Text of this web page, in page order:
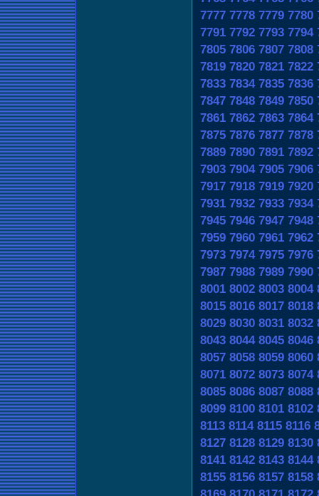
7777 7778 7779 7780
7791 7792 7793 7794
7805 7806 7807 7808
7819 7820 7821 7822
7833 7834 7835 7836
7847 7848 7849 7850
7861 7862 7863 7864
7875 7876 7877 7878
7889 7890 7891 7892
7903 7904 7905 7906
7917 7918 7919 7920
7931 7932 7933 7934
7945 7946 7947 7948
7959 7960 7961 7962
7973 7974 7975 7976
7987 7988 7989 7990
8001 8002 8003 8004
8015 8016 8017 8018
8029 8030 8031 8032
8043 8044 8045 8046
8057 8058 8059 8060
8071 8072 8073 8074
8085 8086 8087 8088
8099 8100 8101 8102
8113 8114 8115 8116
8127 8128 8129 8130
8141 8142 8143 8144
8155 8156 8157 8158